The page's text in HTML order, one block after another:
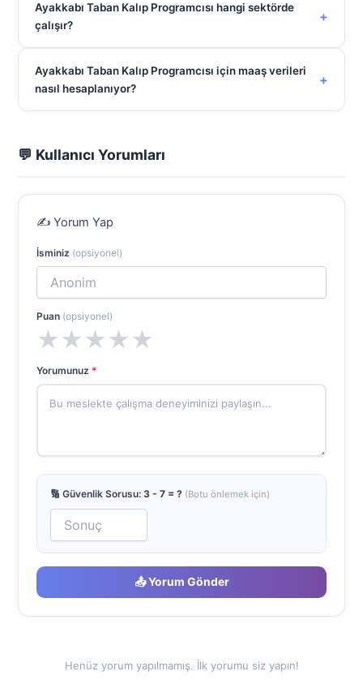
Ayakkabı Taban Kalıp Programcısı hangi sektörde
çalışır?
+
Ayakkabı Taban Kalıp Programcısı için maaş verileri
nasıl hesaplanıyor?
+
💬 Kullanıcı Yorumları
✍️ Yorum Yap
İsminiz (opsiyonel)
Puan (opsiyonel)
★★★★★
Yorumunuz *
🔢 Güvenlik Sorusu: 3 - 7 = ? (Botu önlemek için)
📤 Yorum Gönder
Henüz yorum yapılmamış. İlk yorumu siz yapın!